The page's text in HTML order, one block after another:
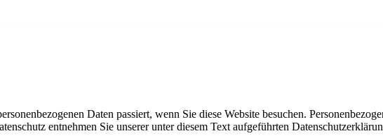
Daten passiert, wenn Sie diese Website besuchen.
entnehmen Sie unserer unter diesem Text aufgeführten